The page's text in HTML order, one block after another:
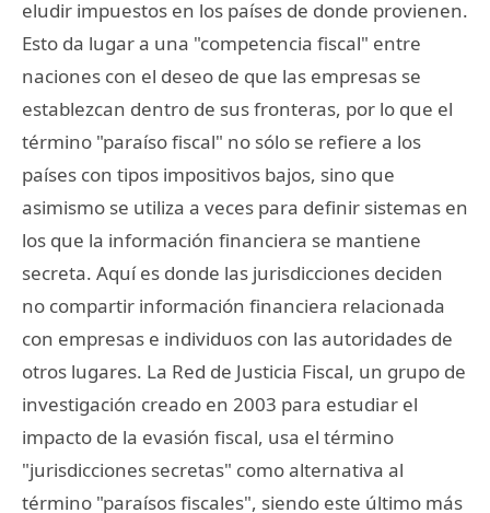
eludir impuestos en los países de donde provienen.
Esto da lugar a una "competencia fiscal" entre
naciones con el deseo de que las empresas se
establezcan dentro de sus fronteras, por lo que el
término "paraíso fiscal" no sólo se refiere a los
países con tipos impositivos bajos, sino que
asimismo se utiliza a veces para definir sistemas en
los que la información financiera se mantiene
secreta. Aquí es donde las jurisdicciones deciden
no compartir información financiera relacionada
con empresas e individuos con las autoridades de
otros lugares. La Red de Justicia Fiscal, un grupo de
investigación creado en 2003 para estudiar el
impacto de la evasión fiscal, usa el término
"jurisdicciones secretas" como alternativa al
término "paraísos fiscales", siendo este último más